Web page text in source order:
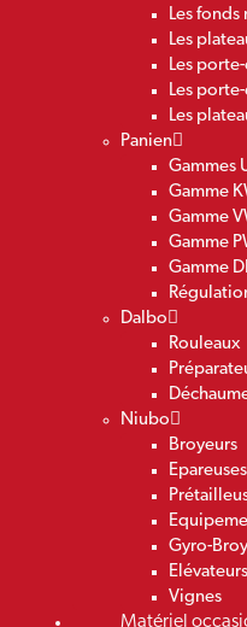
Les fonds
Les
Les
Les
Les
Panien
Gammes
Gamme
Gamme
Gamme
Gamme
Dalbo
Rouleaux
Niubo
Broyeurs
Epareuses
Gyro-
Elévateurs
Vignes
Matériel